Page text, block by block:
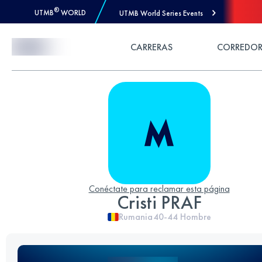
UTMB® WORLD UTMB World Series Events
CARRERAS
Conéctate para reclamar esta página
Cristi PRAF
Rumania40-44 Hombre